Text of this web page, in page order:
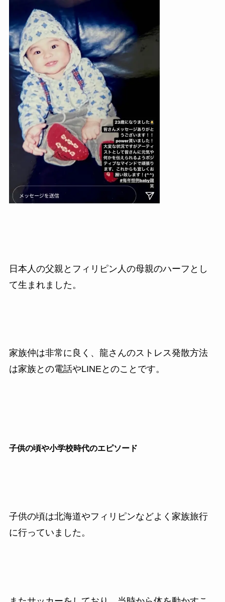
日本人の父親とフィリピン人の母親のハーフとし
て生まれました。
家族仲は非常に良く、龍さんのストレス発散方法
は家族との電話やLINEとのことです。
子供の頃や小学校時代のエピソード
子供の頃は北海道やフィリピンなどよく家族旅行
に行っていました。